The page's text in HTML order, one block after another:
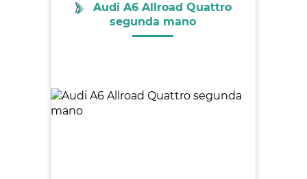
Audi A6 Allroad Quattro
segunda mano